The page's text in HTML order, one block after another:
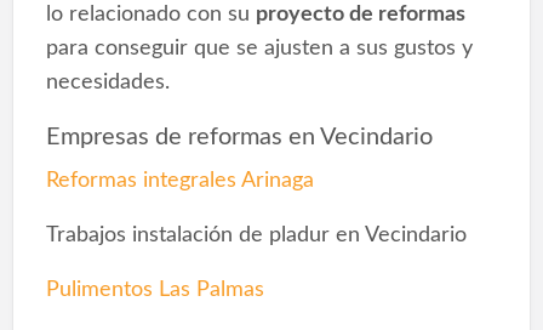
lo relacionado con su proyecto de reformas
para conseguir que se ajusten a sus gustos y
necesidades.
Empresas de reformas en Vecindario
Reformas integrales Arinaga
Trabajos instalación de pladur en Vecindario
Pulimentos Las Palmas